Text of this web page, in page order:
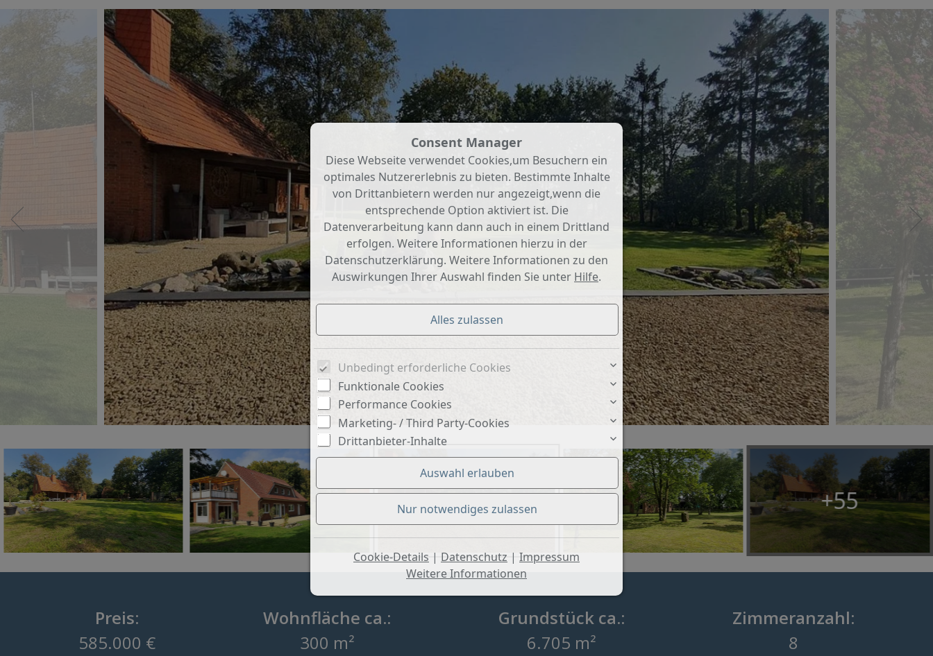
+54
Preis:
585.000 €
Wohnfläche ca.:
300 m²
Grundstück ca.:
6.705 m²
Zimmeranzahl:
8
Consent Manager
Diese Webseite verwendet Cookies,um Besuchern ein
optimales Nutzererlebnis zu bieten. Bestimmte Inhalte
von Drittanbietern werden nur angezeigt,wenn die
entsprechende Option aktiviert ist. Die
Datenverarbeitung kann dann auch in einem Drittland
erfolgen. Weitere Informationen hierzu in der
Datenschutzerklärung. Weitere Informationen zu den
Auswirkungen Ihrer Auswahl finden Sie unter Hilfe.
Unbedingt erforderliche Cookies
Funktionale Cookies
Performance Cookies
Marketing- / Third Party-Cookies
Drittanbieter-Inhalte
Cookie-Details | Datenschutz | Impressum
Weitere Informationen
Consent Manager
HILFE
Um fortfahren zu können,müssen Sie eine
Auswahl treffen. Nachfolgend erhalten Sie
Erläuterung der verschiedenen Optionen und
Bedeutung.
Alles zulassen:
Jedes Cookie wie z.B. Tracking- und Analytische-
sowie Drittanbieter-Inhalte.
Auswahl erlauben:
Es werden nur Drittanbieter-Inhalte oder die
Arten zugelassen die Sie in den Checkboxen
haben.
Es werden nur die technisch notwendigen
zugelassen und keine Drittanbieter-Inhalte.
Sie können Ihre Cookie-Einstellung jederzeit hier
Cookie-Details
Datenschutz |Impressum
zurück